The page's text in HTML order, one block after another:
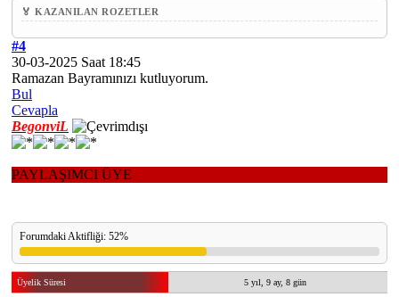
🏅 KAZANILAN ROZETLER
#4
30-03-2025 Saat 18:45
Ramazan Bayramınızı kutluyorum.
Bul
Cevapla
BegonviL
PAYLAŞIMCI ÜYE
Forumdaki Aktifliği: 52%
Üyelik Süresi 5 yıl, 9 ay, 8 gün